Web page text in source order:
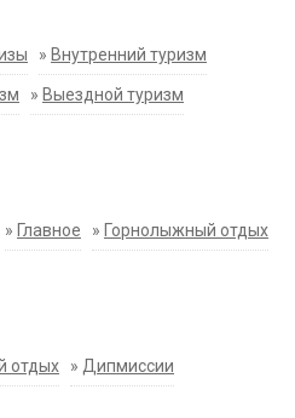
» Внутренний туризм
» Выездной туризм
» Главное » Горнолыжный отдых
отдых » Дипмиссии